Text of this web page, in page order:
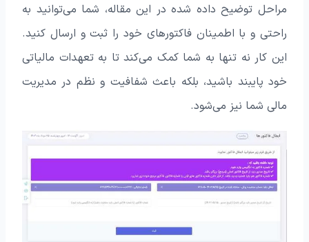
مراحل توضیح داده شده در این مقاله، شما می‌توانید به
راحتی و با اطمینان فاکتورهای خود را ثبت و ارسال کنید.
این کار نه تنها به شما کمک می‌کند تا به تعهدات مالیاتی
خود پایبند باشید، بلکه باعث شفافیت و نظم در مدیریت
مالی شما نیز می‌شود.